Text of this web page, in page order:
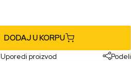
DODAJ U KORPU
Uporedi proizvod Podeli